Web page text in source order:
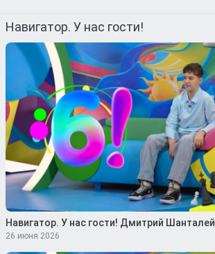
Навигатор. У нас гости!
Навигатор. У нас гости! Дмитрий Шанталей
26 июня 2026